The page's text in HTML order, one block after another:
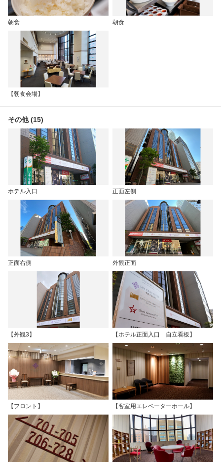
朝食 朝食
【朝食会場】
その他 (15)
ホテル入口 正面左側
正面右側 外観正面
【外観3】 【ホテル正面入口 自立看板】
【フロント】 【客室用エレベーターホール】